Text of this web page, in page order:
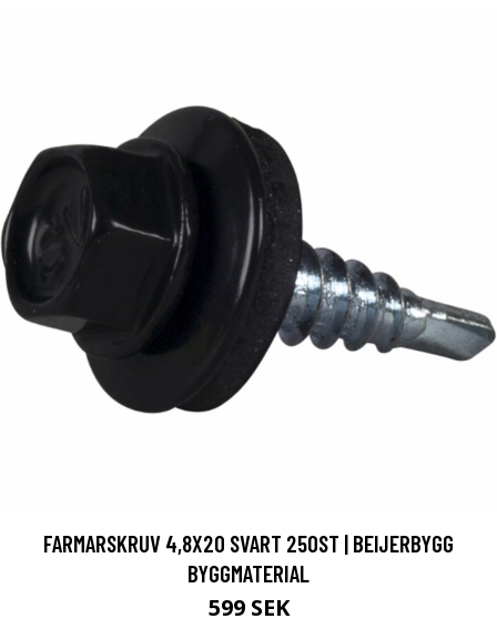
FARMARSKRUV 4,8X20 SVART 250ST | BEIJERBYGG
BYGGMATERIAL
599 SEK